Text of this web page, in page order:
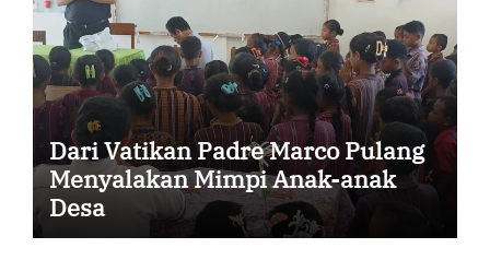
Dari Vatikan Padre Marco Pulang
Menyalakan Mimpi Anak-anak
Desa